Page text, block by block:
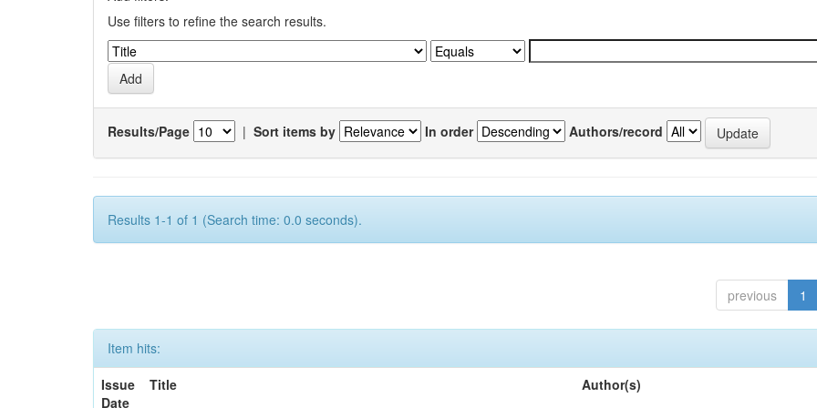
Use filters to refine the search results.
Results/Page | Sort items by In order Authors/record
Results 1-1 of 1 (Search time: 0.0 seconds).
previous 1
Item hits:
Issue
Date
Title Author(s)